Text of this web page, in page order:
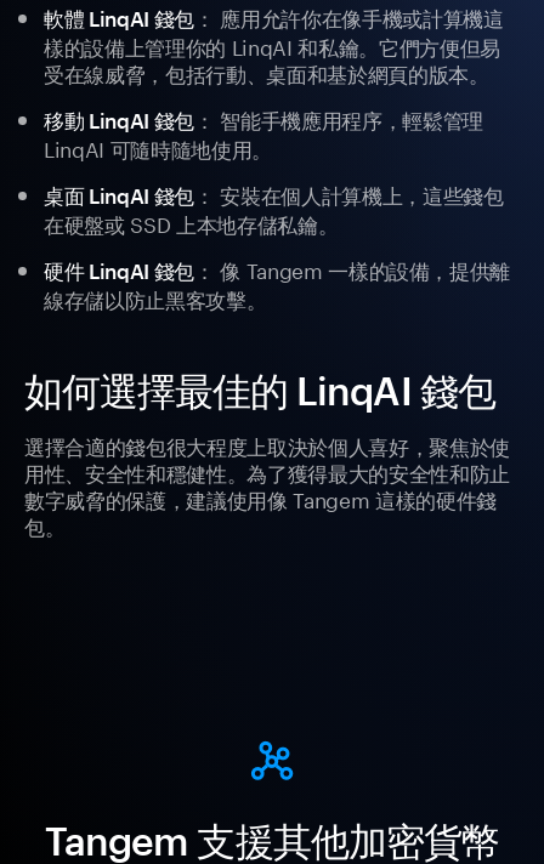
軟體 LinqAI 錢包： 應用允許你在像手機或計算機這
樣的設備上管理你的 LinqAI 和私鑰。它們方便但易
受在線威脅，包括行動、桌面和基於網頁的版本。
移動 LinqAI 錢包： 智能手機應用程序，輕鬆管理
LinqAI 可隨時隨地使用。
桌面 LinqAI 錢包： 安裝在個人計算機上，這些錢包
在硬盤或 SSD 上本地存儲私鑰。
硬件 LinqAI 錢包： 像 Tangem 一樣的設備，提供離
線存儲以防止黑客攻擊。
如何選擇最佳的 LinqAI 錢包
選擇合適的錢包很大程度上取決於個人喜好，聚焦於使
用性、安全性和穩健性。為了獲得最大的安全性和防止
數字威脅的保護，建議使用像 Tangem 這樣的硬件錢
包。
Tangem 支援其他加密貨幣